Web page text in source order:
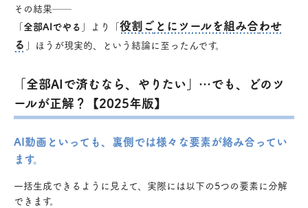
その結果──
「全部AIでやる 」より「役割ごとにツールを組み合わせ
る 」ほうが現実的、という結論に至ったんです。
「全部AIで済むなら、やりたい」…でも、どのツ
ールが正解？【2025年版】
AI動画といっても、裏側では様々な要素が絡み合ってい
ます。
一括生成できるように見えて、実際には以下の5つの要素に分解
できます。